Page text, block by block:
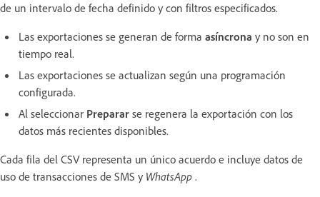
de un intervalo de fecha definido y con filtros especificados.
Las exportaciones se generan de forma asíncrona y no son en
tiempo real.
Las exportaciones se actualizan según una programación
configurada.
Al seleccionar Preparar se regenera la exportación con los
datos más recientes disponibles.
Cada fila del CSV representa un único acuerdo e incluye datos de
uso de transacciones de SMS y WhatsApp .